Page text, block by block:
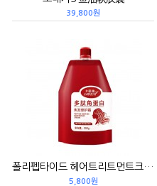
39,800원
폴리펩타이드 헤어트리트먼트크림 300g 多肽角蛋白焦发修护霜
5,800원